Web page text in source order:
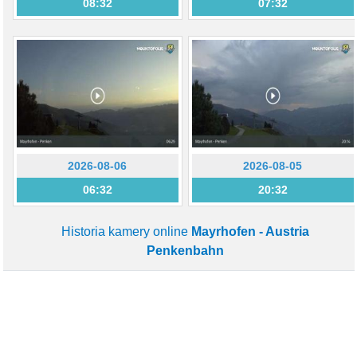
08:32 07:32
2026-08-06
06:32
2026-08-05
20:32
Historia kamery online Mayrhofen - Austria
Penkenbahn